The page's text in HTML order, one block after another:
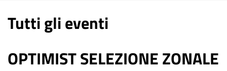
Tutti gli eventi
OPTIMIST SELEZIONE ZONALE